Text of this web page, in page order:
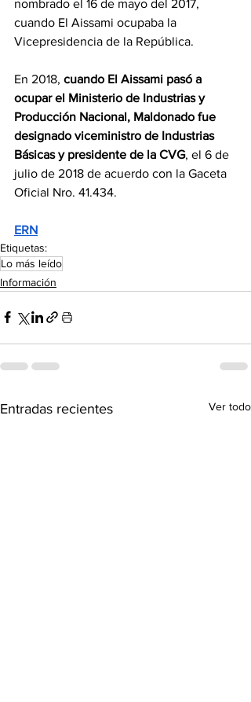
nombrado el 16 de mayo del 2017,
cuando El Aissami ocupaba la
Vicepresidencia de la República.
En 2018, cuando El Aissami pasó a
ocupar el Ministerio de Industrias y
Producción Nacional, Maldonado fue
designado viceministro de Industrias
Básicas y presidente de la CVG, el 6 de
julio de 2018 de acuerdo con la Gaceta
Oficial Nro. 41.434.
ERN
Etiquetas:
Lo más leído
Información
Entradas recientes Ver todo